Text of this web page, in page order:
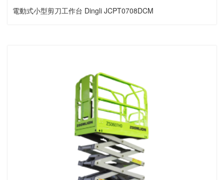
電動式小型剪刀工作台 Dingli JCPT0708DCM